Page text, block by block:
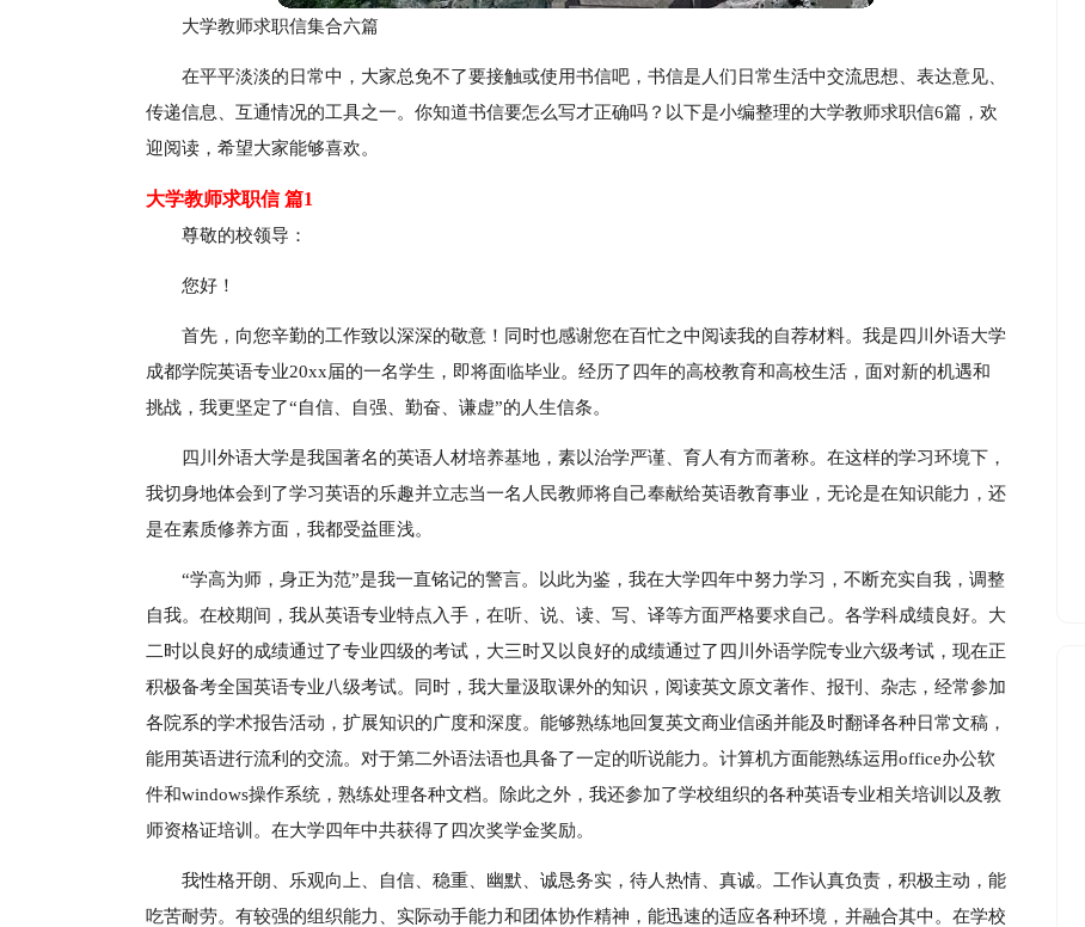
大学教师求职信集合六篇
在平平淡淡的日常中，大家总免不了要接触或使用书信吧，书信是人们日常生活中交流思想、表达意见、
传递信息、互通情况的工具之一。你知道书信要怎么写才正确吗？以下是小编整理的大学教师求职信6篇，欢
迎阅读，希望大家能够喜欢。
大学教师求职信 篇1
尊敬的校领导：
您好！
首先，向您辛勤的工作致以深深的敬意！同时也感谢您在百忙之中阅读我的自荐材料。我是四川外语大学
成都学院英语专业20xx届的一名学生，即将面临毕业。经历了四年的高校教育和高校生活，面对新的机遇和
挑战，我更坚定了“自信、自强、勤奋、谦虚”的人生信条。
四川外语大学是我国著名的英语人材培养基地，素以治学严谨、育人有方而著称。在这样的学习环境下，
我切身地体会到了学习英语的乐趣并立志当一名人民教师将自己奉献给英语教育事业，无论是在知识能力，还
是在素质修养方面，我都受益匪浅。
“学高为师，身正为范”是我一直铭记的警言。以此为鉴，我在大学四年中努力学习，不断充实自我，调整
自我。在校期间，我从英语专业特点入手，在听、说、读、写、译等方面严格要求自己。各学科成绩良好。大
二时以良好的成绩通过了专业四级的考试，大三时又以良好的成绩通过了四川外语学院专业六级考试，现在正
积极备考全国英语专业八级考试。同时，我大量汲取课外的知识，阅读英文原文著作、报刊、杂志，经常参加
各院系的学术报告活动，扩展知识的广度和深度。能够熟练地回复英文商业信函并能及时翻译各种日常文稿，
能用英语进行流利的交流。对于第二外语法语也具备了一定的听说能力。计算机方面能熟练运用office办公软
件和windows操作系统，熟练处理各种文档。除此之外，我还参加了学校组织的各种英语专业相关培训以及教
师资格证培训。在大学四年中共获得了四次奖学金奖励。
我性格开朗、乐观向上、自信、稳重、幽默、诚恳务实，待人热情、真诚。工作认真负责，积极主动，能
吃苦耐劳。有较强的组织能力、实际动手能力和团体协作精神，能迅速的适应各种环境，并融合其中。在学校